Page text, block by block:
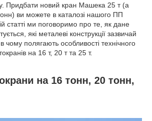
Придбати новий кран Машека 25 т (а
ви можете в каталозі нашого ПП
статті ми поговоримо про те, як дане
які металеві конструкції зазвичай
чому полягають особливості технічного
на 16 т, 20 т та 25 т.
на 16 тонн, 20 тонн,